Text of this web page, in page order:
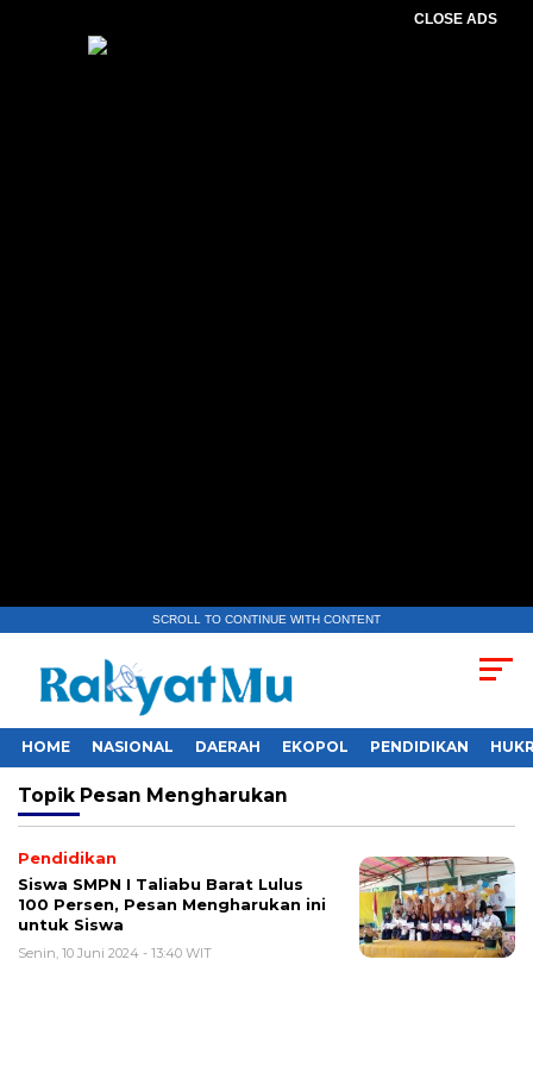
CLOSE ADS
SCROLL TO CONTINUE WITH CONTENT
HOME NASIONAL DAERAH EKOPOL PENDIDIKAN
Topik Pesan Mengharukan
Pendidikan
Siswa SMPN I Taliabu Barat Lulus
100 Persen, Pesan Mengharukan ini
untuk Siswa
Senin, 10 Juni 2024 - 13:40 WIT